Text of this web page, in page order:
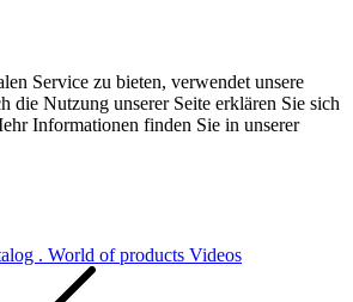
Service zu bieten, verwendet unsere
die Nutzung unserer Seite erklären Sie sich
Informationen finden Sie in unserer
. World of products Videos